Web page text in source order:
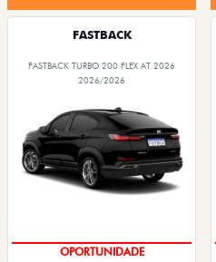
FASTBACK
FASTBACK TURBO 200 FLEX AT 2026
2026/2026
OPORTUNIDADE